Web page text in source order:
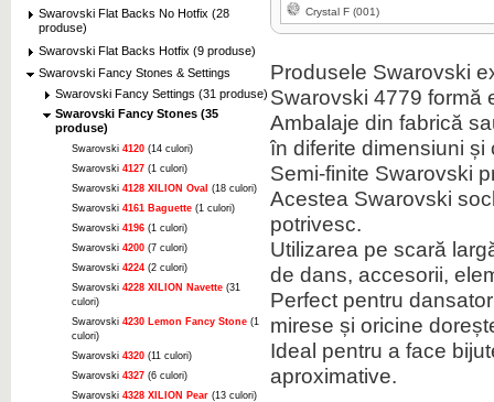
Swarovski Flat Backs No Hotfix (28
produse)
Swarovski Flat Backs Hotfix (9 produse)
Swarovski Fancy Stones & Settings
Swarovski Fancy Settings (31 produse)
Swarovski Fancy Stones (35
produse)
Swarovski 4120 (14 culori)
Swarovski 4127 (1 culori)
Swarovski 4128 XILION Oval (18 culori)
Swarovski 4161 Baguette (1 culori)
Swarovski 4196 (1 culori)
Swarovski 4200 (7 culori)
Swarovski 4224 (2 culori)
Swarovski 4228 XILION Navette (31
culori)
Swarovski 4230 Lemon Fancy Stone (1
culori)
Swarovski 4320 (11 culori)
Swarovski 4327 (6 culori)
Swarovski 4328 XILION Pear (13 culori)
Crystal F (001)
Produsele Swarovski
Swarovski 4779 formă
Ambalaje din fabrică
în diferite dimensiuni și
Semi-finite Swarovski
Acestea Swarovski
potrivesc.
Utilizarea pe scară
de dans, accesorii,
Perfect pentru
mirese și oricine
Ideal pentru a face
aproximative.